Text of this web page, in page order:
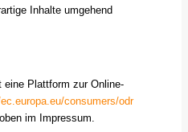
Inhalte umgehend
Plattform zur Online-
consumers/odr
im Impressum.